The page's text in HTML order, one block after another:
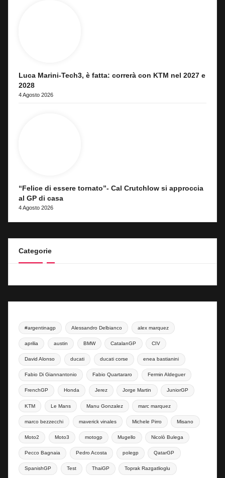
Luca Marini-Tech3, è fatta: correrà con KTM nel 2027 e
2028
4 Agosto 2026
“Felice di essere tornato”- Cal Crutchlow si approccia
al GP di casa
4 Agosto 2026
Categorie
#argentinagp Alessandro Delbianco alex marquez
aprilia austin BMW CatalanGP CIV
David Alonso ducati ducati corse enea bastianini
Fabio Di Giannantonio Fabio Quartararo Fermin Aldeguer
FrenchGP Honda Jerez Jorge Martin JuniorGP
KTM Le Mans Manu Gonzalez marc marquez
marco bezzecchi maverick vinales Michele Pirro Misano
Moto2 Moto3 motogp Mugello Nicolò Bulega
Pecco Bagnaia Pedro Acosta polegp QatarGP
SpanishGP Test ThaiGP Toprak Razgatlioglu